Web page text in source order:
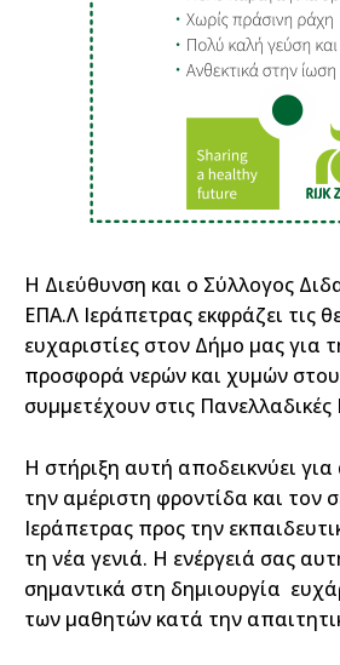
Η Διεύθυνση και ο Σύλλογος
ΕΠΑ.Λ Ιεράπετρας εκφράζει τις
ευχαριστίες στον Δήμο μας για
προσφορά νερών και χυμών
συμμετέχουν στις Πανελλαδικές
Η στήριξη αυτή αποδεικνύει
την αμέριστη φροντίδα και τον
Ιεράπετρας προς την
τη νέα γενιά. Η ενέργειά σας
σημαντικά στη δημιουργία
των μαθητών κατά την